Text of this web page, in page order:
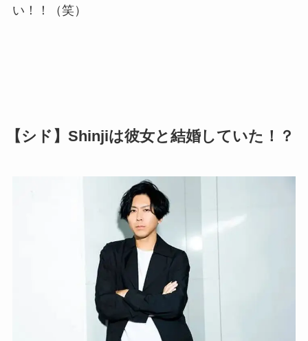
い！！（笑）
【シド】Shinjiは彼女と結婚していた！？